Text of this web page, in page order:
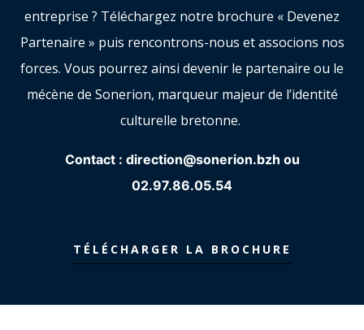
entreprise ? Téléchargez notre brochure « Devenez
Partenaire » puis rencontrons-nous et associons nos
forces. Vous pourrez ainsi devenir le partenaire ou le
mécène de Sonerion, marqueur majeur de l’identité
culturelle bretonne.
Contact : direction@sonerion.bzh ou
02.97.86.05.54
TÉLÉCHARGER LA BROCHURE